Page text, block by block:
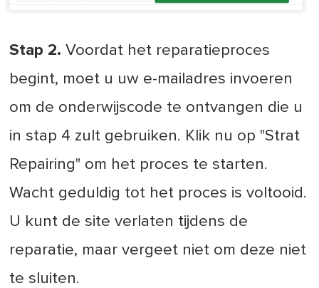
Stap 2. Voordat het reparatieproces
begint, moet u uw e-mailadres invoeren
om de onderwijscode te ontvangen die u
in stap 4 zult gebruiken. Klik nu op "Strat
Repairing" om het proces te starten.
Wacht geduldig tot het proces is voltooid.
U kunt de site verlaten tijdens de
reparatie, maar vergeet niet om deze niet
te sluiten.